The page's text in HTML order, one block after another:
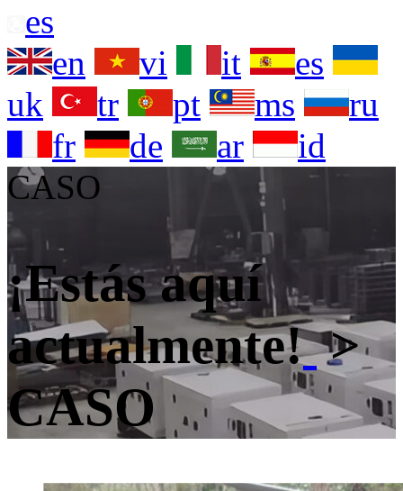
es
en
vi it
es
uk
tr pt ms
ru
fr
de ar
id
CASO
¡Estás aquí
actualmente! >
CASO